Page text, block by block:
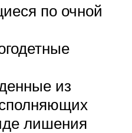
по очной
из
лишения